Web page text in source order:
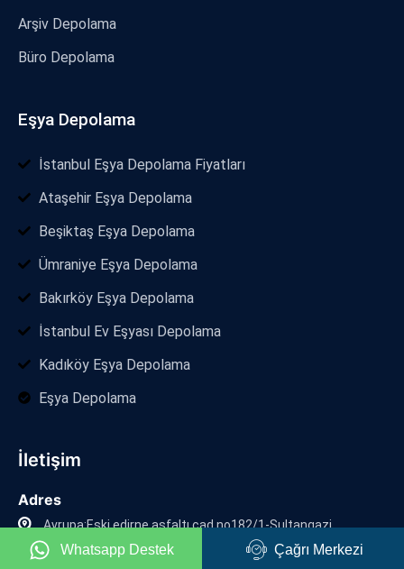
Arşiv Depolama
Büro Depolama
Eşya Depolama
İstanbul Eşya Depolama Fiyatları
Ataşehir Eşya Depolama
Beşiktaş Eşya Depolama
Ümraniye Eşya Depolama
Bakırköy Eşya Depolama
İstanbul Ev Eşyası Depolama
Kadıköy Eşya Depolama
Eşya Depolama
İletişim
Adres
Avrupa:Eski edirne asfaltı cad no182/1-Sultangazi
Anadolu:Kaynarca mah deniz cad seyir sk no:37/Pendik
Whatsapp Destek Çağrı Merkezi